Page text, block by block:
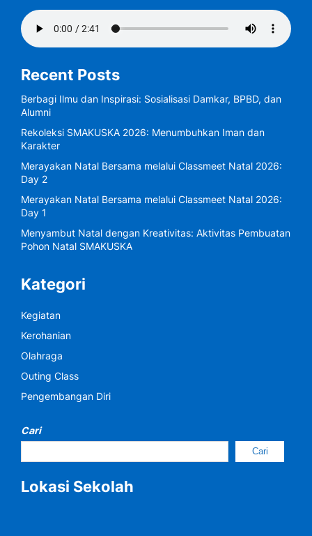
Recent Posts
Berbagi Ilmu dan Inspirasi: Sosialisasi Damkar, BPBD, dan
Alumni
Rekoleksi SMAKUSKA 2026: Menumbuhkan Iman dan
Karakter
Merayakan Natal Bersama melalui Classmeet Natal 2026:
Day 2
Merayakan Natal Bersama melalui Classmeet Natal 2026:
Day 1
Menyambut Natal dengan Kreativitas: Aktivitas Pembuatan
Pohon Natal SMAKUSKA
Kategori
Kegiatan
Kerohanian
Olahraga
Outing Class
Pengembangan Diri
Cari
Cari
Lokasi Sekolah